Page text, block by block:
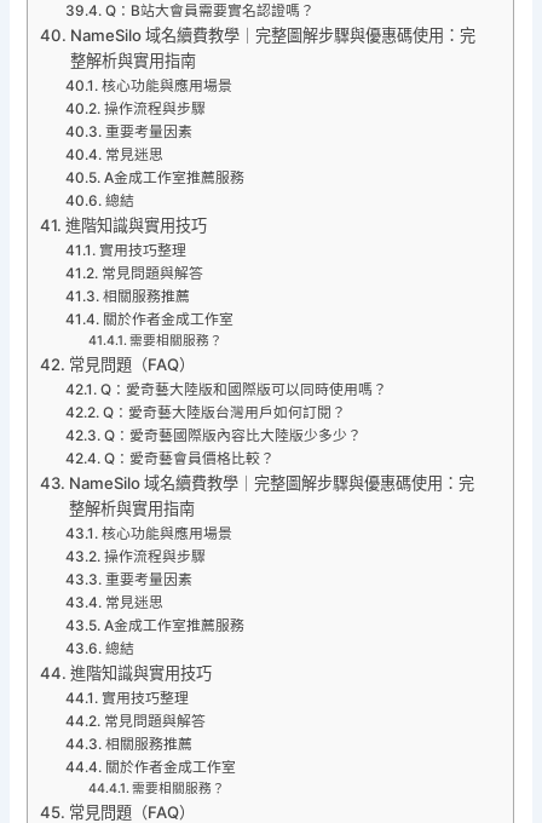
Q：B站大會員需要實名認證嗎？
NameSilo 域名續費教學｜完整圖解步驟與優惠碼使用：完
整解析與實用指南
核心功能與應用場景
操作流程與步驟
重要考量因素
常見迷思
A金成工作室推薦服務
總結
進階知識與實用技巧
實用技巧整理
常見問題與解答
相關服務推薦
關於作者金成工作室
需要相關服務？
常見問題（FAQ）
Q：愛奇藝大陸版和國際版可以同時使用嗎？
Q：愛奇藝大陸版台灣用戶如何訂閱？
Q：愛奇藝國際版內容比大陸版少多少？
Q：愛奇藝會員價格比較？
NameSilo 域名續費教學｜完整圖解步驟與優惠碼使用：完
整解析與實用指南
核心功能與應用場景
操作流程與步驟
重要考量因素
常見迷思
A金成工作室推薦服務
總結
進階知識與實用技巧
實用技巧整理
常見問題與解答
相關服務推薦
關於作者金成工作室
需要相關服務？
常見問題（FAQ）